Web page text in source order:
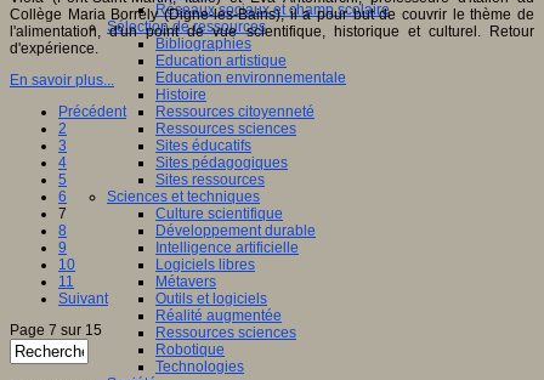
Réseaux sociaux et champ scolaire
Sélection de ressources
Bibliographies
Education artistique
Education environnementale
Histoire
Ressources citoyenneté
Ressources sciences
Sites éducatifs
Sites pédagogiques
Sites ressources
Sciences et techniques
Culture scientifique
Développement durable
Intelligence artificielle
Logiciels libres
Métavers
Outils et logiciels
Réalité augmentée
Ressources sciences
Robotique
Technologies
Collège Maria Borrély (Digne-les-Bains), il a pour but de couvrir le thème de
l'alimentation, d'un point de vue scientifique, historique et culturel. Retour
d'expérience.
En savoir plus...
Précédent
2
3
4
5
6
7
8
9
10
11
Suivant
Page 7 sur 15